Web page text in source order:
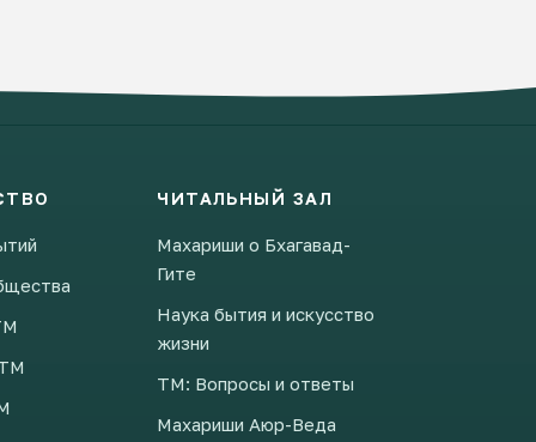
ЧИТАЛЬНЫЙ ЗАЛ
Махариши о Бхагавад-
Гите
Наука бытия и искусство
жизни
ТМ: Вопросы и ответы
Махариши Аюр-Веда